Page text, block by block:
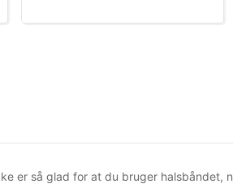
er så glad for at du bruger halsbåndet,